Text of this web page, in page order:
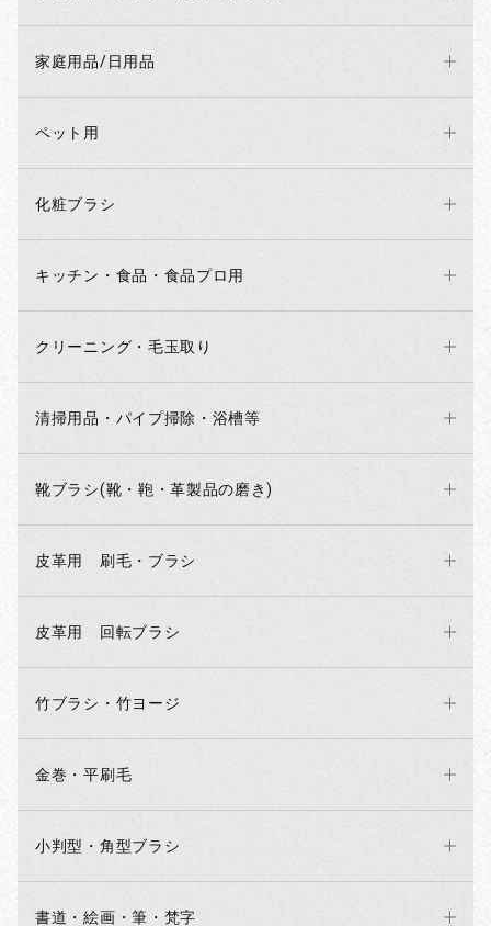
家庭用品/日用品
ペット用
化粧ブラシ
キッチン・食品・食品プロ用
クリーニング・毛玉取り
清掃用品・パイプ掃除・浴槽等
靴ブラシ(靴・鞄・革製品の磨き)
皮革用 刷毛・ブラシ
皮革用 回転ブラシ
竹ブラシ・竹ヨージ
金巻・平刷毛
小判型・角型ブラシ
書道・絵画・筆・梵字